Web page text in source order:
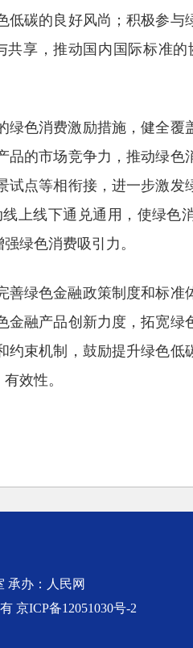
碳的良好风尚；积极参与
享，推动国内国际标准的
色消费激励措施，健全覆
的市场竞争力，推动绿色
点等相衔接，进一步激发
上线下通兑通用，使绿色
绿色消费吸引力。
绿色金融政策制度和标准
融产品创新力度，拓宽绿
束机制，鼓励提升绿色低
效性。
承办：人民网
京ICP备12051030号-2